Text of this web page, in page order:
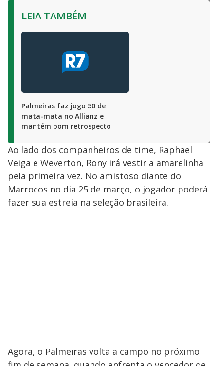
LEIA TAMBÉM
Palmeiras faz jogo 50 de
mata-mata no Allianz e
mantém bom retrospecto
Ao lado dos companheiros de time, Raphael
Veiga e Weverton, Rony irá vestir a amarelinha
pela primeira vez. No amistoso diante do
Marrocos no dia 25 de março, o jogador poderá
fazer sua estreia na seleção brasileira.
Agora, o Palmeiras volta a campo no próximo